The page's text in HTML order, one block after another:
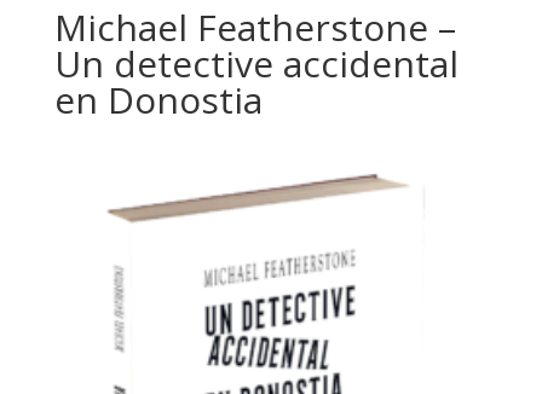
Michael Featherstone –
Un detective accidental
en Donostia